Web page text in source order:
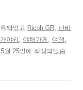
되었고 Ricoh GR, 난바
야키 , 야채가게 , 여행 ,
월 25일에 작성되었습